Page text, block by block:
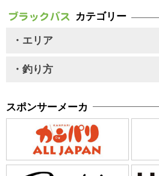
カテゴリー
・エリア
・釣り方
スポンサーメーカ